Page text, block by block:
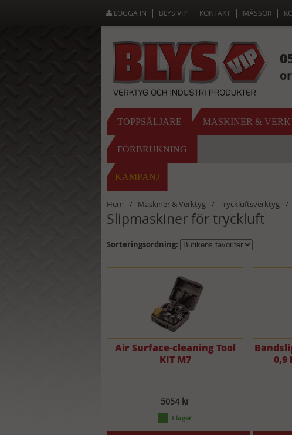
LOGGA IN BLYS VIP KONTAKT MÄSSOR
TOPPSÄLJARE MASKINER &
FÖRBRUKNING
KAMPANJ
Hem Maskiner & Verktyg Tryckluftsverktyg
Slipmaskiner för tryckluft
Sorteringsordning:
Air Surface-cleaning Tool
KIT M7
5054 kr
0,9